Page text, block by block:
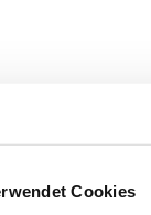
Cookies